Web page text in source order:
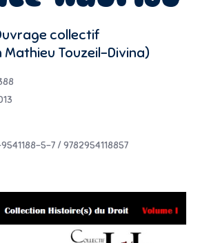
collectif
Mathieu Touzeil-Divina)
5-7 / 9782954118857